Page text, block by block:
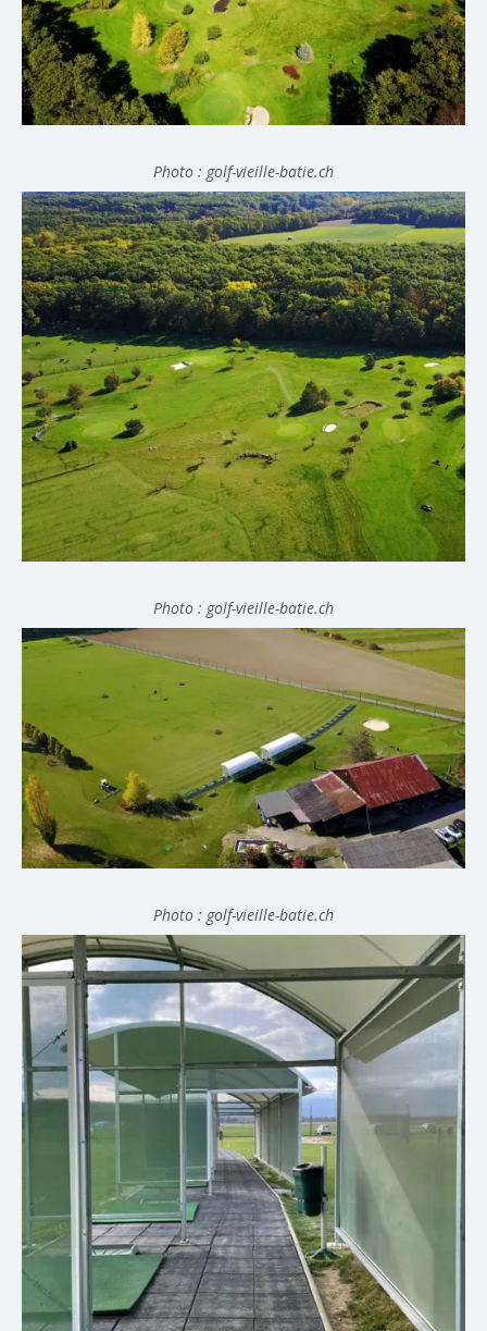
Photo : golf-vieille-batie.ch
Photo : golf-vieille-batie.ch
Photo : golf-vieille-batie.ch